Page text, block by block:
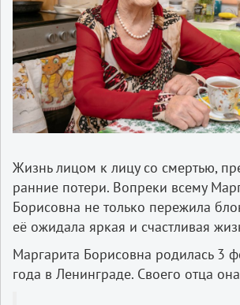
Жизнь лицом к лицу со смертью,
ранние потери. Вопреки всему
Борисовна не только пережила
её ожидала яркая и счастливая
Маргарита Борисовна родилась 3
года в Ленинграде. Своего отца